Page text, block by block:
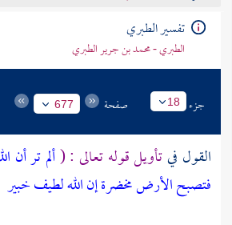
تفسير الطبري
الطبري - محمد بن جرير الطبري
جزء 18 صفحة 677
القول فيتأويل قوله تعالى : (ألم تر أن
فتصبح الأرض مخضرة إن الله لطيف خبير